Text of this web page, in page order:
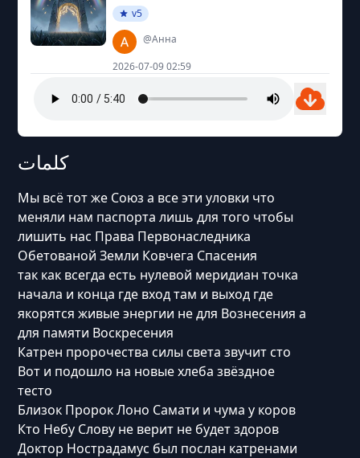
v5
@Анна
2026-07-09 02:59
كلمات
Мы всё тот же Союз а все эти уловки что
меняли нам паспорта лишь для того чтобы
лишить нас Права Первонаследника
Обетованой Земли Ковчега Спасения
так как всегда есть нулевой меридиан точка
начала и конца где вход там и выход где
якорятся живые энергии не для Вознесения а
для памяти Воскресения
Катрен пророчества силы света звучит сто
Вот и подошло на новые хлеба звёздное
тесто
Близок Пророк Лоно Самати и чума у коров
Кто Небу Слову не верит не будет здоров
Доктор Нострадамус был послан катренами